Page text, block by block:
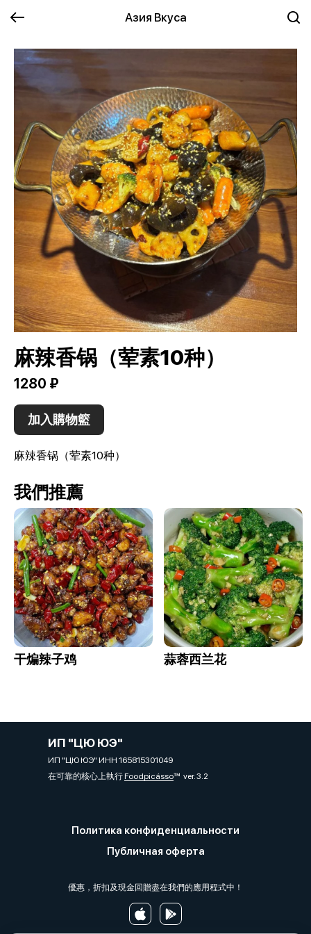
Азия Вкуса
麻辣香锅（荤素10种）
1280 ₽
加入購物籃
麻辣香锅（荤素10种）
我們推薦
干煸辣子鸡 蒜蓉西兰花
ИП "ЦЮ ЮЭ"
ИП "ЦЮ ЮЭ" ИНН 165815301049
在可靠的核心上執行Foodpicássover. 3.2
Политика конфиденциальности
Публичная оферта
優惠，折扣及現金回贈盡在我們的應用程式中！